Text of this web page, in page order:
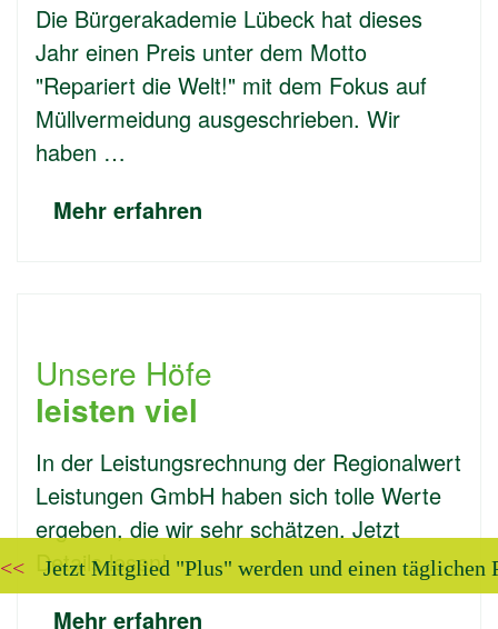
Die Bürgerakademie Lübeck hat dieses
Jahr einen Preis unter dem Motto
"Repariert die Welt!" mit dem Fokus auf
Müllvermeidung ausgeschrieben. Wir
haben …
Mehr erfahren
Unsere Höfe
leisten viel
In der Leistungsrechnung der Regionalwert
Leistungen GmbH haben sich tolle Werte
ergeben, die wir sehr schätzen. Jetzt
Details lesen!
Mehr erfahren
Jetzt Mitglied "Plus" werden und einen täglichen